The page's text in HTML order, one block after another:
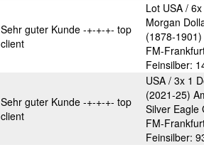
Sehr guter Kunde -+-+-+- top
client
Lot USA /
Morgan
(1878-
FM-
Feinsilber:
Sehr guter Kunde -+-+-+- top
client
USA / 3x 1
(2021-25)
Silver Eagle
FM-
Feinsilber: